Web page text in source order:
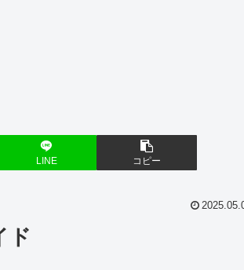
LINE コピー
ド